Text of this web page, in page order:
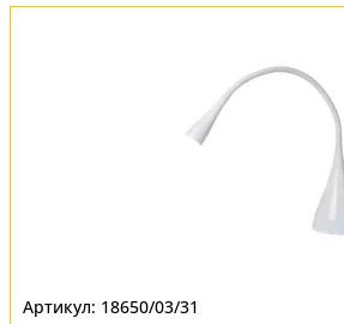
18650/03/31